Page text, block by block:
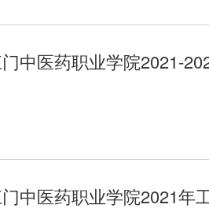
中医药职业学院2021-
中医药职业学院2021年